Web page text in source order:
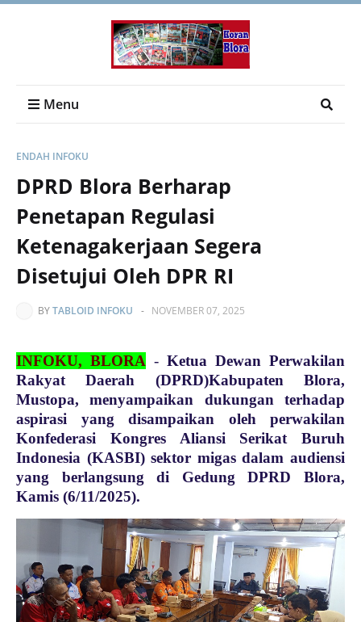
Menu
ENDAH INFOKU
DPRD Blora Berharap
Penetapan Regulasi
Ketenagakerjaan Segera
Disetujui Oleh DPR RI
BYTABLOID INFOKU - NOVEMBER 07, 2025
INFOKU, BLORA - Ketua Dewan Perwakilan
Rakyat Daerah (DPRD)Kabupaten Blora,
Mustopa, menyampaikan dukungan terhadap
aspirasi yang disampaikan oleh perwakilan
Konfederasi Kongres Aliansi Serikat Buruh
Indonesia (KASBI) sektor migas dalam audiensi
yang berlangsung di Gedung DPRD Blora,
Kamis (6/11/2025).